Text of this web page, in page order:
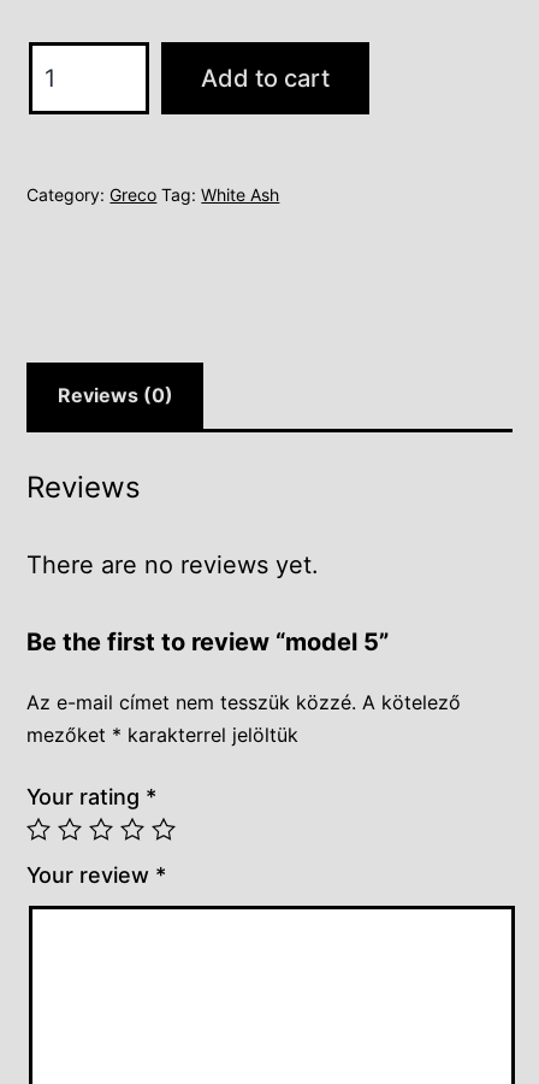
Add to cart
Category:Greco Tag:White Ash
Reviews (0)
Reviews
There are no reviews yet.
Be the first to review “model 5”
Az e-mail címet nem tesszük közzé. A kötelező
mezőket * karakterrel jelöltük
Your rating *
Your review *